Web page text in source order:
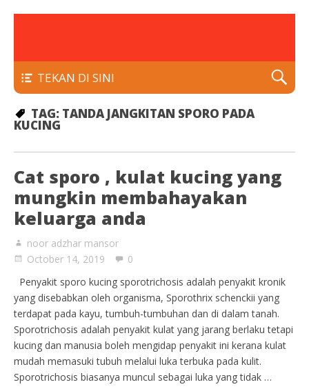
TEKAN DI SINI
TAG: TANDA JANGKITAN SPORO PADA
KUCING
Cat sporo , kulat kucing yang
mungkin membahayakan
keluarga anda
noor adzhar mansor
October 14, 2019
0
Penyakit sporo kucing sporotrichosis adalah penyakit kronik
yang disebabkan oleh organisma, Sporothrix schenckii yang
terdapat pada kayu, tumbuh-tumbuhan dan di dalam tanah.
Sporotrichosis adalah penyakit kulat yang jarang berlaku tetapi
kucing dan manusia boleh mengidap penyakit ini kerana kulat
mudah memasuki tubuh melalui luka terbuka pada kulit.
Sporotrichosis biasanya muncul sebagai luka yang tidak …